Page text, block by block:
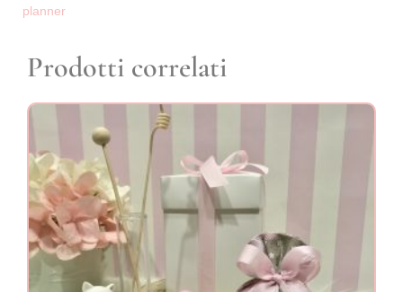
planner
Prodotti correlati